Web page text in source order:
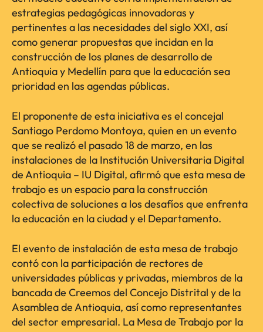
estrategias pedagógicas innovadoras y
pertinentes a las necesidades del siglo XXI, así
como generar propuestas que incidan en la
construcción de los planes de desarrollo de
Antioquia y Medellín para que la educación sea
prioridad en las agendas públicas.
El proponente de esta iniciativa es el concejal
Santiago Perdomo Montoya, quien en un evento
que se realizó el pasado 18 de marzo, en las
instalaciones de la Institución Universitaria Digital
de Antioquia – IU Digital, afirmó que esta mesa de
trabajo es un espacio para la construcción
colectiva de soluciones a los desafíos que enfrenta
la educación en la ciudad y el Departamento.
El evento de instalación de esta mesa de trabajo
contó con la participación de rectores de
universidades públicas y privadas, miembros de la
bancada de Creemos del Concejo Distrital y de la
Asamblea de Antioquia, así como representantes
del sector empresarial. La Mesa de Trabajo por la